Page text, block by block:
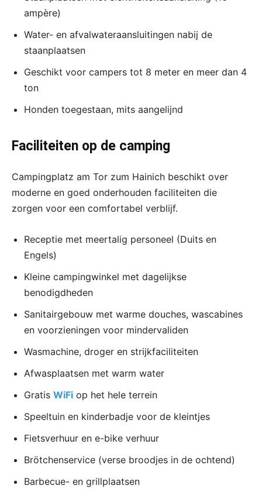
ampère)
Water- en afvalwateraansluitingen nabij de
staanplaatsen
Geschikt voor campers tot 8 meter en meer dan 4
ton
Honden toegestaan, mits aangelijnd
Faciliteiten op de camping
Campingplatz am Tor zum Hainich beschikt over
moderne en goed onderhouden faciliteiten die
zorgen voor een comfortabel verblijf.
Receptie met meertalig personeel (Duits en
Engels)
Kleine campingwinkel met dagelijkse
benodigdheden
Sanitairgebouw met warme douches, wascabines
en voorzieningen voor mindervaliden
Wasmachine, droger en strijkfaciliteiten
Afwasplaatsen met warm water
Gratis WiFi op het hele terrein
Speeltuin en kinderbadje voor de kleintjes
Fietsverhuur en e-bike verhuur
Brötchenservice (verse broodjes in de ochtend)
Barbecue- en grillplaatsen